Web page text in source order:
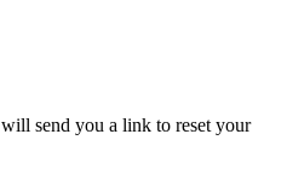
send you a link to reset your